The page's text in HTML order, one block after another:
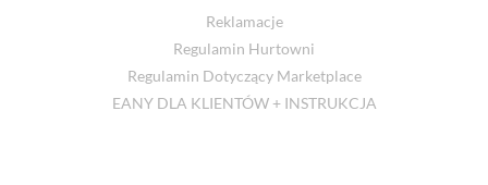
Reklamacje
Regulamin Hurtowni
Regulamin Dotyczący Marketplace
EANY DLA KLIENTÓW + INSTRUKCJA